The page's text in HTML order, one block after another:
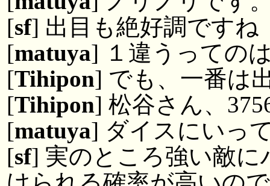
[sf] 出目も絶好調ですね
[matuya] １違うっての
[Tihipon] でも、一番は
[Tihipon] 松谷さん、
[matuya] ダイスにいっ
[sf] 実のところ強い敵